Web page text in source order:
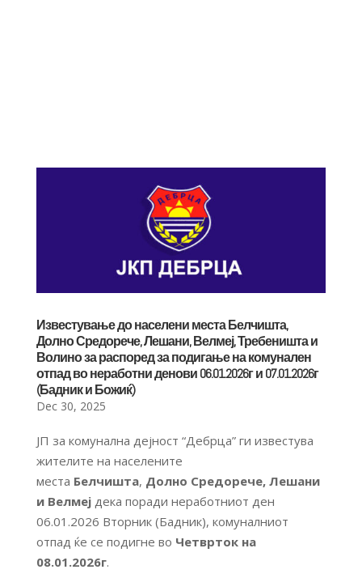
Известување до населени места Белчишта,
Долно Средорече, Лешани, Велмеј, Требеништа и
Волино за распоред за подигање на комунален
отпад во неработни денови 06.01.2026г и 07.01.2026г
(Бадник и Божиќ)
Dec 30, 2025
ЈП за комунална дејност “Дебрца” ги известува
жителите на населените
места Белчишта, Долно Средорече, Лешани
и Велмејдека поради неработниот ден
06.01.2026 Вторник (Бадник), комуналниот
отпад ќе се подигне во Четврток на
08.01.2026г.